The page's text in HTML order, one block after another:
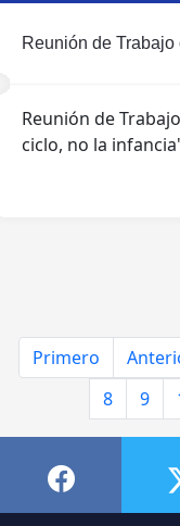
Reunión de
Reunión de
ciclo, no la
Primero
8
9